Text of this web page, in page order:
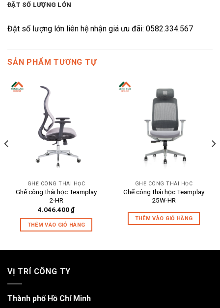
ĐẶT SỐ LƯỢNG LỚN
Đặt số lượng lớn liên hệ nhận giá ưu đãi: 0582.334.567
SẢN PHẨM TƯƠNG TỰ
GHẾ CÔNG THÁI HỌC
Ghế công thái học Teamplay
2-HR
4.046.400₫
THÊM VÀO GIỎ HÀNG
GHẾ CÔNG THÁI HỌC
Ghế công thái học Teamplay
25W-HR
THÊM VÀO GIỎ HÀNG
VỊ TRÍ CÔNG TY
Thành phố Hồ Chí Minh